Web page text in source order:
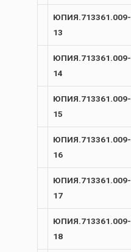
ЮПИЯ.713361.009-
13
ЮПИЯ.713361.009-
14
ЮПИЯ.713361.009-
15
ЮПИЯ.713361.009-
16
ЮПИЯ.713361.009-
17
ЮПИЯ.713361.009-
18